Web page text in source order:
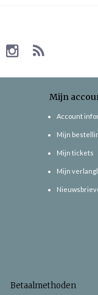
Mijn
Account
Mijn
Mijn tickets
Mijn
Betaalmethoden